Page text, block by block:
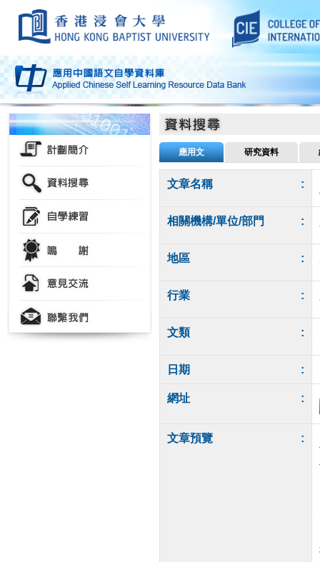
應用文 研究資料
文章名稱 :
相關機構/單位/部門 :
地區 :
行業 :
文類 :
日期 :
網址 :
文章預覽 :